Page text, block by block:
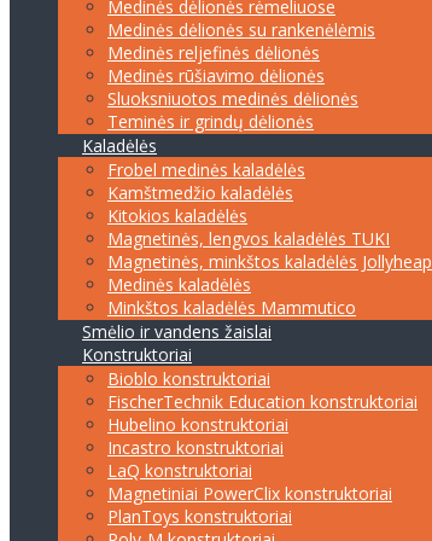
Medinės dėlionės rėmeliuose
Medinės dėlionės su rankenėlėmis
Medinės reljefinės dėlionės
Medinės rūšiavimo dėlionės
Sluoksniuotos medinės dėlionės
Teminės ir grindų dėlionės
Kaladėlės
Frobel medinės kaladėlės
Kamštmedžio kaladėlės
Kitokios kaladėlės
Magnetinės, lengvos kaladėlės TUKI
Magnetinės, minkštos kaladėlės Jollyheap
Medinės kaladėlės
Minkštos kaladėlės Mammutico
Smėlio ir vandens žaislai
Konstruktoriai
Bioblo konstruktoriai
FischerTechnik Education konstruktoriai
Hubelino konstruktoriai
Incastro konstruktoriai
LaQ konstruktoriai
Magnetiniai PowerClix konstruktoriai
PlanToys konstruktoriai